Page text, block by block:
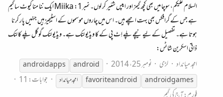
السلام علیکم، سوچا میں بھی کچھ گیمز اور ایپس شئیر کر لوں۔ نمبر1: Miika ایک ننا منا کیوٹ سا گیم
ہے جس کے گرافکس بھی بہت اچھے ہیں۔ اس میں چاروں موسموں کے اسٹیجیز ہیں جنہیں پار کرنا
ہوتا ہے۔ تفصیل کے لیے نیچے پلے اِٹ پی کے کا ویڈیو لنک ہے۔ ویڈیو لنک گوگل پلے کا لنک
ذاتی اسکرین شاٹس:
امجد میانداد لڑی نومبر 25، 2014 android
androidapps
androidgames
favoriteandroid امجد میانداد
جوابات: 11